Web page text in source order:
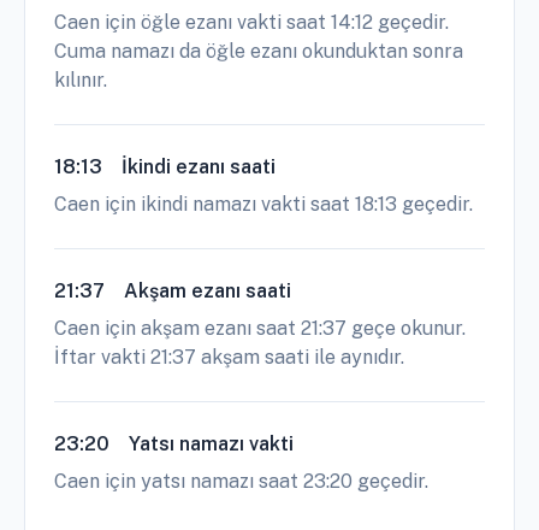
Caen için öğle ezanı vakti saat 14:12 geçedir.
Cuma namazı da öğle ezanı okunduktan sonra
kılınır.
18:13
İkindi ezanı saati
Caen için ikindi namazı vakti saat 18:13 geçedir.
21:37
Akşam ezanı saati
Caen için akşam ezanı saat 21:37 geçe okunur.
İftar vakti 21:37 akşam saati ile aynıdır.
23:20
Yatsı namazı vakti
Caen için yatsı namazı saat 23:20 geçedir.